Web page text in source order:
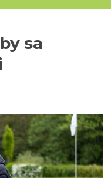
sa